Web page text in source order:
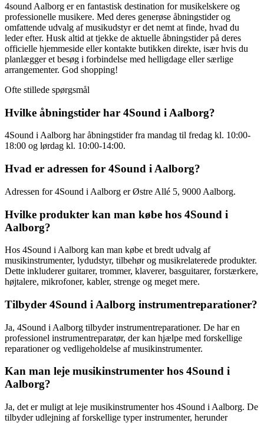
4sound Aalborg er en fantastisk destination for musikelskere og
professionelle musikere. Med deres generøse åbningstider og
omfattende udvalg af musikudstyr er det nemt at finde, hvad du
leder efter. Husk altid at tjekke de aktuelle åbningstider på deres
officielle hjemmeside eller kontakte butikken direkte, især hvis du
planlægger et besøg i forbindelse med helligdage eller særlige
arrangementer. God shopping!
Ofte stillede spørgsmål
Hvilke åbningstider har 4Sound i Aalborg?
4Sound i Aalborg har åbningstider fra mandag til fredag kl. 10:00-
18:00 og lørdag kl. 10:00-14:00.
Hvad er adressen for 4Sound i Aalborg?
Adressen for 4Sound i Aalborg er Østre Allé 5, 9000 Aalborg.
Hvilke produkter kan man købe hos 4Sound i
Aalborg?
Hos 4Sound i Aalborg kan man købe et bredt udvalg af
musikinstrumenter, lydudstyr, tilbehør og musikrelaterede produkter.
Dette inkluderer guitarer, trommer, klaverer, basguitarer, forstærkere,
højtalere, mikrofoner, kabler, strenge og meget mere.
Tilbyder 4Sound i Aalborg instrumentreparationer?
Ja, 4Sound i Aalborg tilbyder instrumentreparationer. De har en
professionel instrumentreparatør, der kan hjælpe med forskellige
reparationer og vedligeholdelse af musikinstrumenter.
Kan man leje musikinstrumenter hos 4Sound i
Aalborg?
Ja, det er muligt at leje musikinstrumenter hos 4Sound i Aalborg. De
tilbyder udlejning af forskellige typer instrumenter, herunder